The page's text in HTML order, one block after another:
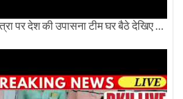
देवभूमि उत्तराखंड की पावन यात्रा पर देश की उपासना टीम घर बैठे देखिए अलौकिक दृश्य